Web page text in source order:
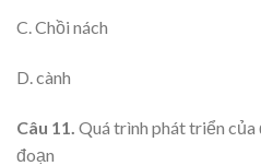
C. Chồi nách
D. cành
Câu 11. Quá trình phát triển
đoạn